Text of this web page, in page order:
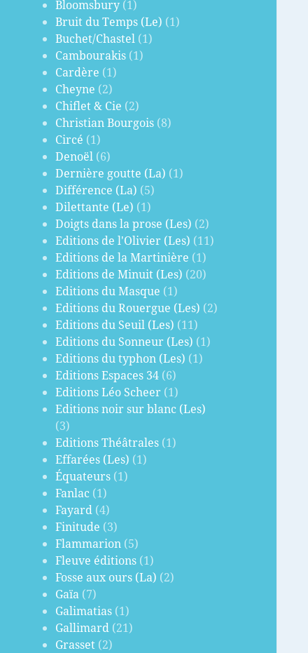
Bloomsbury (1)
Bruit du Temps (Le) (1)
Buchet/Chastel (1)
Cambourakis (1)
Cardère (1)
Cheyne (2)
Chiflet & Cie (2)
Christian Bourgois (8)
Circé (1)
Denoël (6)
Dernière goutte (La) (1)
Différence (La) (5)
Dilettante (Le) (1)
Doigts dans la prose (Les) (2)
Editions de l'Olivier (Les) (11)
Editions de la Martinière (1)
Editions de Minuit (Les) (20)
Editions du Masque (1)
Editions du Rouergue (Les) (2)
Editions du Seuil (Les) (11)
Editions du Sonneur (Les) (1)
Editions du typhon (Les) (1)
Editions Espaces 34 (6)
Editions Léo Scheer (1)
Editions noir sur blanc (Les)
(3)
Editions Théâtrales (1)
Effarées (Les) (1)
Équateurs (1)
Fanlac (1)
Fayard (4)
Finitude (3)
Flammarion (5)
Fleuve éditions (1)
Fosse aux ours (La) (2)
Gaïa (7)
Galimatias (1)
Gallimard (21)
Grasset (2)